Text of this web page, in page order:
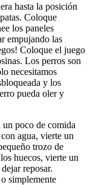
hasta la posición
Coloque
los paneles
empujando las
Coloque el juego
Los perros son
necesitamos
y los
pueda oler y
poco de comida
agua, vierte un
trozo de
huecos, vierte un
reposar.
simplemente